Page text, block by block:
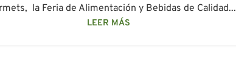
la Feria de Alimentación y Bebidas de Calidad...
LEER MÁS